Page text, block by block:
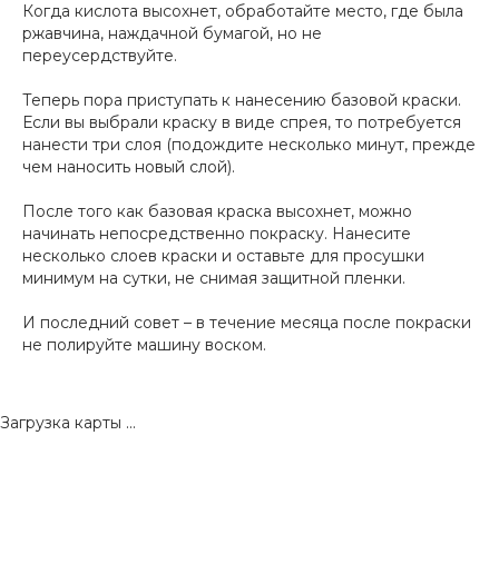
Когда кислота высохнет, обработайте место, где была
ржавчина, наждачной бумагой, но не
переусердствуйте.
Теперь пора приступать к нанесению базовой краски.
Если вы выбрали краску в виде спрея, то потребуется
нанести три слоя (подождите несколько минут, прежде
чем наносить новый слой).
После того как базовая краска высохнет, можно
начинать непосредственно покраску. Нанесите
несколько слоев краски и оставьте для просушки
минимум на сутки, не снимая защитной пленки.
И последний совет – в течение месяца после покраски
не полируйте машину воском.
Загрузка карты ...